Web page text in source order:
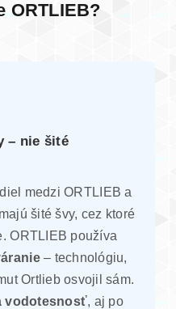
ORTLIEB?
– nie šité
medzi ORTLIEB a
šité švy, cez ktoré
ORTLIEB používa
– technológiu,
Ortlieb osvojil sám.
vodotesnosť, aj po